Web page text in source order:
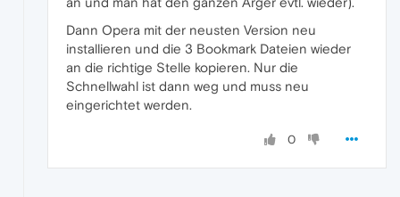
Dann Opera mit der neusten Version neu
installieren und die 3 Bookmark Dateien wieder
an die richtige Stelle kopieren. Nur die
Schnellwahl ist dann weg und muss neu
eingerichtet werden.
0